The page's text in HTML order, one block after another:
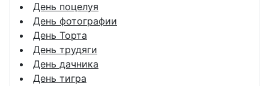
День поцелуя
День фотографии
День Торта
День трудяги
День дачника
День тигра